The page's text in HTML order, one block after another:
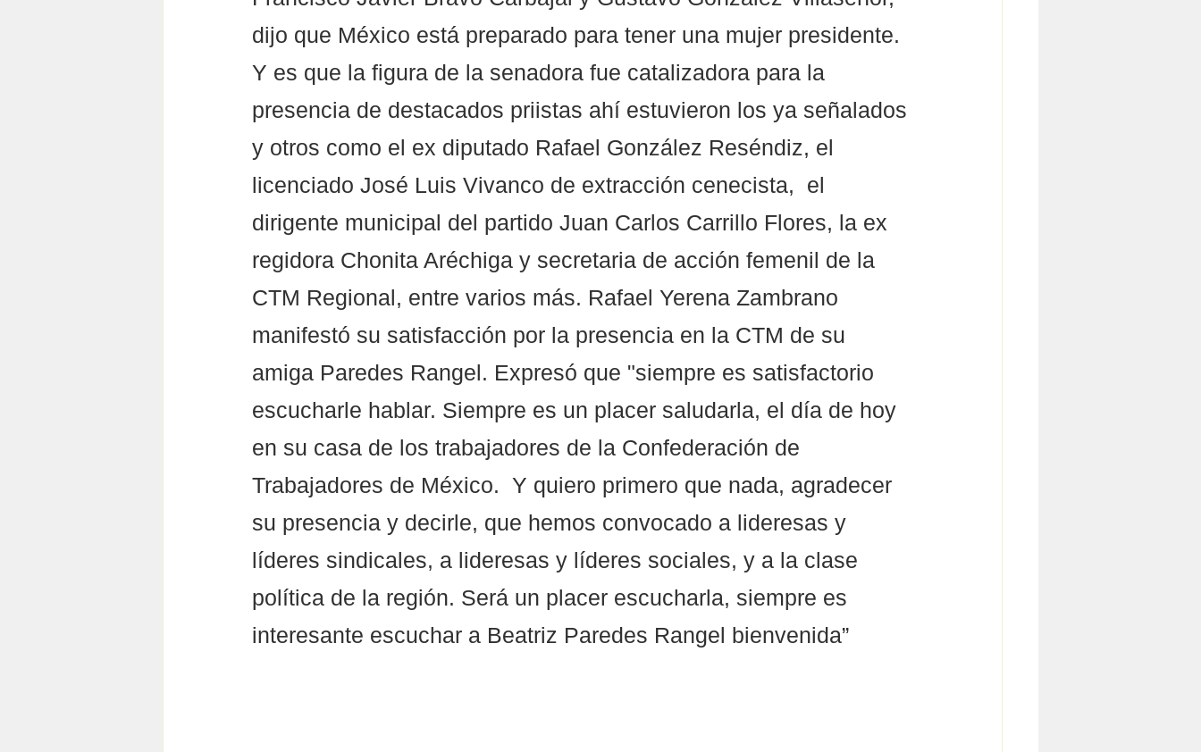
dijo que México está preparado para tener una mujer presidente.
Y es que la figura de la senadora fue catalizadora para la
presencia de destacados priistas ahí estuvieron los ya señalados
y otros como el ex diputado Rafael González Reséndiz, el
licenciado José Luis Vivanco de extracción cenecista,  el
dirigente municipal del partido Juan Carlos Carrillo Flores, la ex
regidora Chonita Aréchiga y secretaria de acción femenil de la
CTM Regional, entre varios más. Rafael Yerena Zambrano
manifestó su satisfacción por la presencia en la CTM de su
amiga Paredes Rangel. Expresó que "siempre es satisfactorio
escucharle hablar. Siempre es un placer saludarla, el día de hoy
en su casa de los trabajadores de la Confederación de
Trabajadores de México.  Y quiero primero que nada, agradecer
su presencia y decirle, que hemos convocado a lideresas y
líderes sindicales, a lideresas y líderes sociales, y a la clase
política de la región. Será un placer escucharla, siempre es
interesante escuchar a Beatriz Paredes Rangel bienvenida”